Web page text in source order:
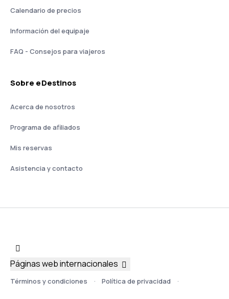
Calendario de precios
Información del equipaje
FAQ - Consejos para viajeros
Sobre eDestinos
Acerca de nosotros
Programa de afiliados
Mis reservas
Asistencia y contacto
Términos y condiciones Política de privacidad
Páginas web internacionales